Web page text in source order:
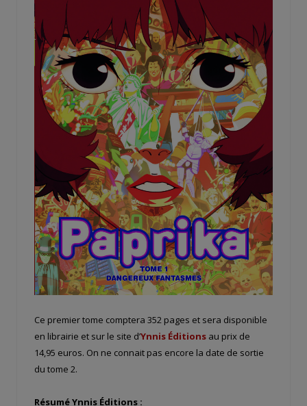
Ce premier tome comptera 352 pages et sera disponible
en librairie et sur le site d’Ynnis Éditions au prix de
14,95 euros. On ne connait pas encore la date de sortie
du tome 2.
Résumé Ynnis Éditions :